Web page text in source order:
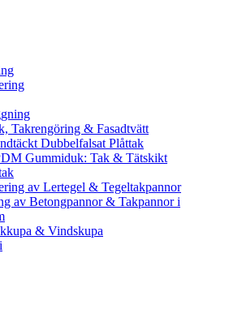
Takrengöring & Fasadtvätt
Dubbelfalsat Plåttak
Gummiduk: Tak & Tätskikt
av Lertegel & Tegeltakpannor
av Betongpannor & Takpannor i
& Vindskupa